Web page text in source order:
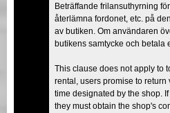
Beträffande frilansuthyrning
återlämna fordonet, etc. på
av butiken. Om användaren
butikens samtycke och betala
This clause does not apply to
rental, users promise to
time designated by the shop.
they must obtain the shop's